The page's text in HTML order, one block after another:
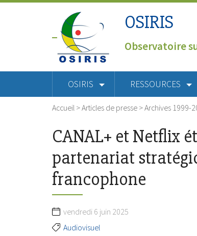
OSIRIS
Observatoire
OSIRIS RESSOURCES
Accueil >Articles de presse >Archives 1999-
CANAL+ et Netflix
partenariat
francophone
vendredi 6 juin 2025
Audiovisuel